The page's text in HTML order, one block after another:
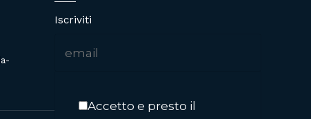
Iscriviti
Accetto e presto il